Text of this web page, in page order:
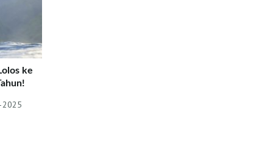
ke